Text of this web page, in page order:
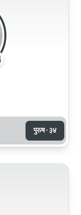
पुरुष · ३४